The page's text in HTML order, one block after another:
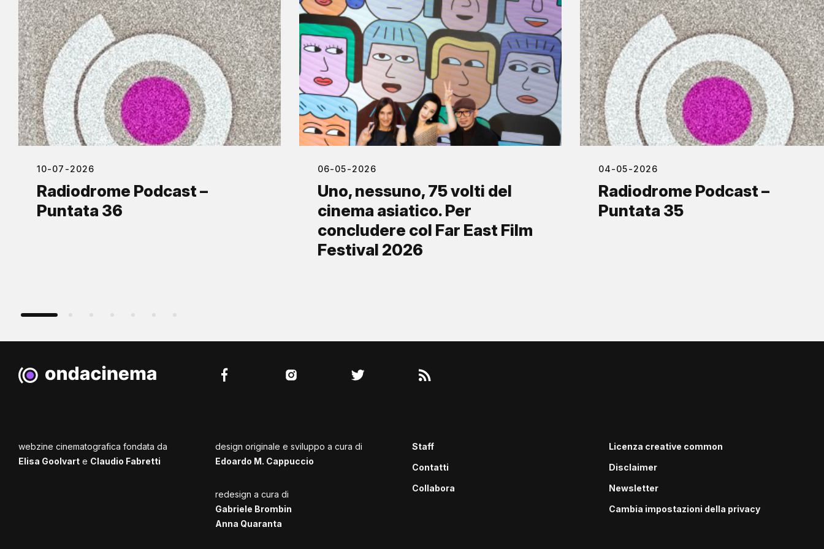
10-07-2026
Radiodrome Podcast –
Puntata 36
06-05-2026
Uno, nessuno, 75 volti del
cinema asiatico. Per
concludere col Far East Film
Festival 2026
04-05-2026
Radiodrome Podcast –
Puntata 35
webzine cinematografica fondata da
Elisa Goolvart e Claudio Fabretti
design originale e sviluppo a cura di
Edoardo M. Cappuccio
redesign a cura di
Gabriele Brombin
Anna Quaranta
Staff
Contatti
Collabora
Licenza creative common
Disclaimer
Newsletter
Cambia impostazioni della privacy